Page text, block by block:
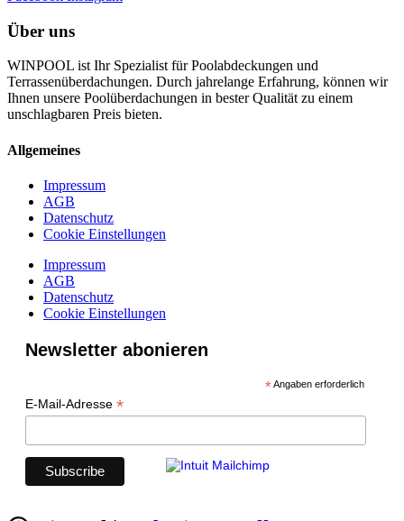
Über uns
WINPOOL ist Ihr Spezialist für Poolabdeckungen und
Terrassenüberdachungen. Durch jahrelange Erfahrung, können wir
Ihnen unsere Poolüberdachungen in bester Qualität zu einem
unschlagbaren Preis bieten.
Allgemeines
Impressum
AGB
Datenschutz
Cookie Einstellungen
Impressum
AGB
Datenschutz
Cookie Einstellungen
Newsletter abonieren
*Angaben erforderlich
E-Mail-Adresse *